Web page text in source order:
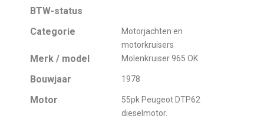
BTW-status
Categorie
Motorjachten en
motorkruisers
Merk / model Molenkruiser 965 OK
Bouwjaar 1978
Motor
55pk Peugeot DTP62
dieselmotor.